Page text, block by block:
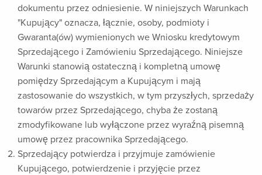
dokumentu przez odniesienie. W niniejszych Warunkach
"Kupujący" oznacza, łącznie, osoby, podmioty i
Gwaranta(ów) wymienionych we Wniosku kredytowym
Sprzedającego i Zamówieniu Sprzedającego. Niniejsze
Warunki stanowią ostateczną i kompletną umowę
pomiędzy Sprzedającym a Kupującym i mają
zastosowanie do wszystkich, w tym przyszłych, sprzedaży
towarów przez Sprzedającego, chyba że zostaną
zmodyfikowane lub wyłączone przez wyraźną pisemną
umowę przez pracownika Sprzedającego.
Sprzedający potwierdza i przyjmuje zamówienie
Kupującego, potwierdzenie i przyjęcie przez